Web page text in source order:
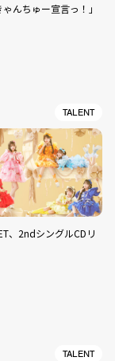
んちゅー宣言っ！」
TALENT
、2ndシングルCDリ
TALENT